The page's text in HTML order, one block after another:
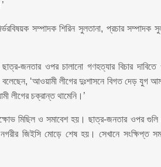
সম্পাদক শিরিন সুলতানা, প্রচার সম্পাদক
জনতার ওপর চালানো গণহত্যার বিচার দাবিতে
বলেছেন, ‘আওয়ামী লীগের দুঃশাসনে বিগত দেড়
লীগের চক্রান্ত থামেনি।’
মিছিল ও সমাবেশ হয়। ছাত্র-জনতার ওপর গুলি
জিইসি মোড়ে শেষ হয়। সেখানে সংক্ষিপ্ত